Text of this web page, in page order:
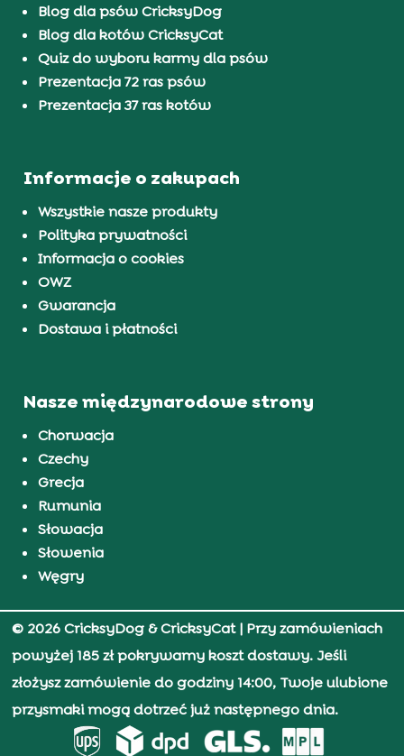
Blog dla psów CricksyDog
Blog dla kotów CricksyCat
Quiz do wyboru karmy dla psów
Prezentacja 72 ras psów
Prezentacja 37 ras kotów
Informacje o zakupach
Wszystkie nasze produkty
Polityka prywatności
Informacja o cookies
OWZ
Gwarancja
Dostawa i płatności
Nasze międzynarodowe strony
Chorwacja
Czechy
Grecja
Rumunia
Słowacja
Słowenia
Węgry
© 2026 CricksyDog & CricksyCat| Przy zamówieniach
powyżej 185 zł pokrywamy koszt dostawy. Jeśli
złożysz zamówienie do godziny 14:00, Twoje ulubione
przysmaki mogą dotrzeć już następnego dnia.